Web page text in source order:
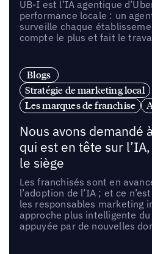
UB-I est l’IA agentique
performance locale : un
surveille chaque
compte le plus et fait le
Blogs
Stratégie de marketing local
Les marques de franchise
Nous avons demandé
qui est en tête sur
le siège
Les franchisés sont en
l’adoption de l’IA ; et ce
les responsables marketing
approche plus intelligente
appuyée par de nouvelles